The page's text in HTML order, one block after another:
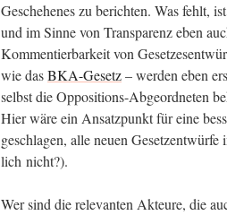
Gesche­he­nes zu berich­ten. Was fehlt,
und im Sin­ne von Trans­pa­renz eben
Kom­men­tier­bar­keit von
wie dasBKA-Gesetz– wer­den eben
selbst die Oppo­si­ti­ons-Abge­ord­ne­ten
Hier wäre ein Ansatz­punkt für eine
ge­schla­gen, alle neu­en
lich nicht?).
Wer sind die rele­van­ten Akteu­re, die